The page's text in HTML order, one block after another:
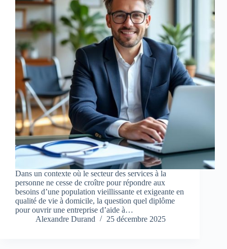
Dans un contexte où le secteur des services à la
personne ne cesse de croître pour répondre aux
besoins d’une population vieillissante et exigeante en
qualité de vie à domicile, la question quel diplôme
pour ouvrir une entreprise d’aide à…
Alexandre Durand
25 décembre 2025